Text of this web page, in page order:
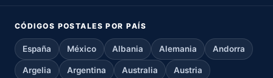
CÓDIGOS POSTALES POR PAÍS
España México Albania Alemania Andorra
Argelia Argentina Australia Austria